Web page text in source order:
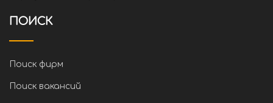
ПОИСК
Поиск фирм
Поиск вакансий